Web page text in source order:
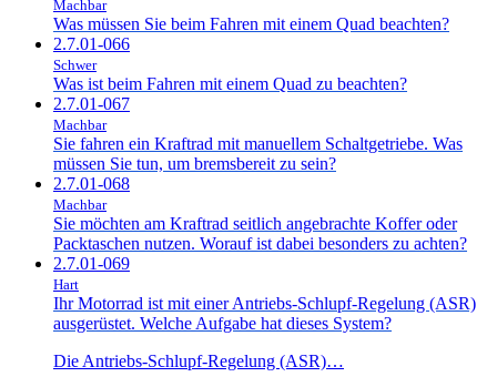
Machbar
Was müssen Sie beim Fahren mit einem Quad beachten?
2.7.01-066
Schwer
Was ist beim Fahren mit einem Quad zu beachten?
2.7.01-067
Machbar
Sie fahren ein Kraftrad mit manuellem Schaltgetriebe. Was
müssen Sie tun, um bremsbereit zu sein?
2.7.01-068
Machbar
Sie möchten am Kraftrad seitlich angebrachte Koffer oder
Packtaschen nutzen. Worauf ist dabei besonders zu achten?
2.7.01-069
Hart
Ihr Motorrad ist mit einer Antriebs-Schlupf-Regelung (ASR)
ausgerüstet. Welche Aufgabe hat dieses System?
Die Antriebs-Schlupf-Regelung (ASR)…